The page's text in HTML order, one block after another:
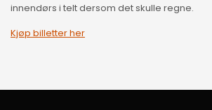
innendørs i telt dersom det skulle regne.
Kjøp billetter her